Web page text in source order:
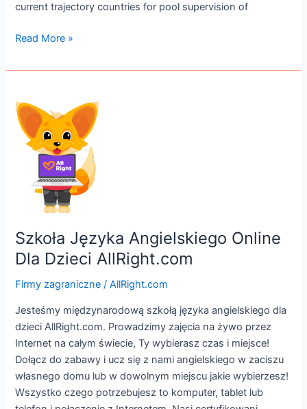
current trajectory countries for pool supervision of
Read More »
Szkoła Języka Angielskiego Online
Dla Dzieci AllRight.com
Firmy zagraniczne /AllRight.com
Jesteśmy międzynarodową szkołą języka angielskiego dla
dzieci AllRight.com. Prowadzimy zajęcia na żywo przez
Internet na całym świecie, Ty wybierasz czas i miejsce!
Dołącz do zabawy i ucz się z nami angielskiego w zaciszu
własnego domu lub w dowolnym miejscu jakie wybierzesz!
Wszystko czego potrzebujesz to komputer, tablet lub
Szkoła
Języka
Angielskiego
Online
Dzieci
AllRight.com